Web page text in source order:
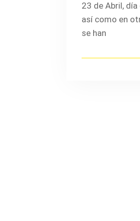
23 de Abril,
así como en
se han